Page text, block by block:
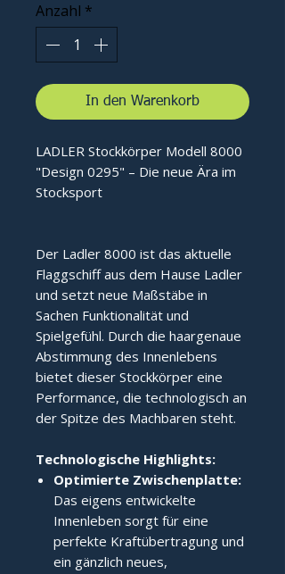
Anzahl *
In den Warenkorb
LADLER Stockkörper Modell 8000
"Design 0295" – Die neue Ära im
Stocksport
Der Ladler 8000 ist das aktuelle
Flaggschiff aus dem Hause Ladler
und setzt neue Maßstäbe in
Sachen Funktionalität und
Spielgefühl. Durch die haargenaue
Abstimmung des Innenlebens
bietet dieser Stockkörper eine
Performance, die technologisch an
der Spitze des Machbaren steht.
Technologische Highlights:
Optimierte Zwischenplatte:
Das eigens entwickelte
Innenleben sorgt für eine
perfekte Kraftübertragung und
ein gänzlich neues,